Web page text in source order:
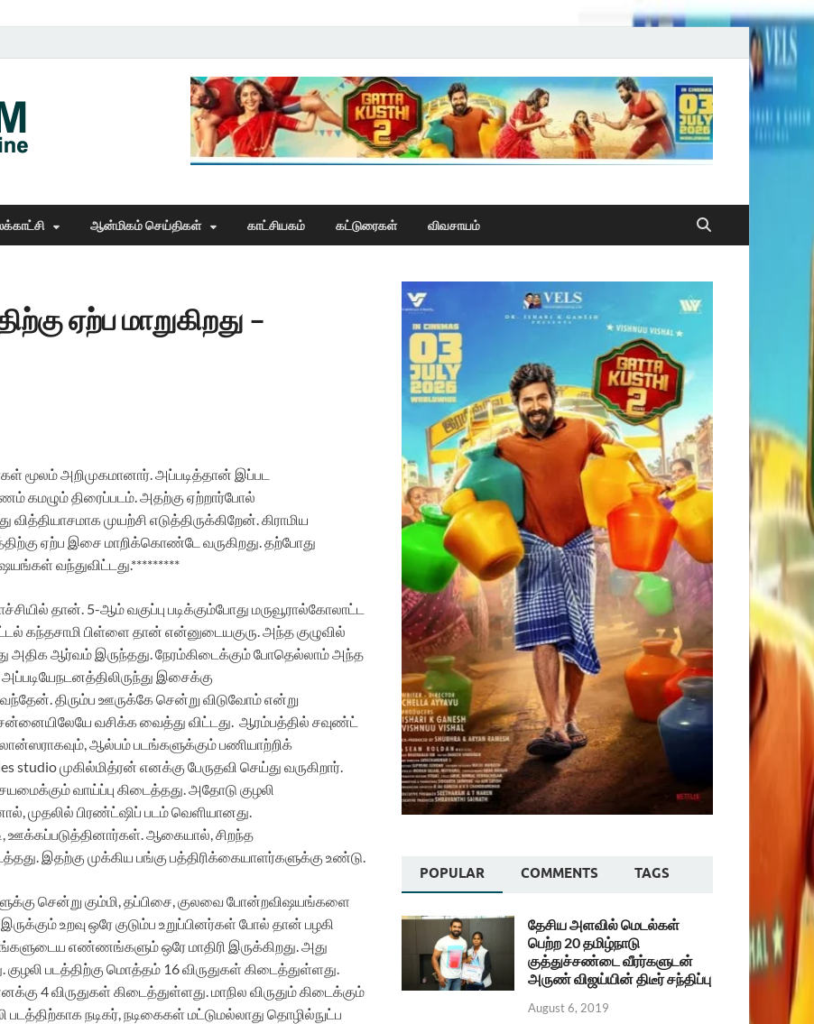
Thangam Online
ஆன்மிகம் செய்திகள் காட்சியகம் கட்டுரைகள் விவசாயம்
ஏற்ப மாறுகிறது –
மூலம்அறிமுகமானார்.அப்படித்தான் இப்பட
கமழும்திரைப்படம்.அதற்கு ஏற்றார்போல்
வித்தியாசமாகமுயற்சி எடுத்திருக்கிறேன்.கிராமிய
ஏற்ப இசை மாறிக்கொண்டே வருகிறது.தற்போது
வந்துவிட்டது.*********
தான். 5-ஆம்வகுப்பு படிக்கும்போது மருவூரால்கோலாட்ட
கந்தசாமி பிள்ளை தான் என்னுடையகுரு.அந்தகுழுவில்
அதிகஆர்வம் இருந்தது.நேரம்கிடைக்கும்போதெல்லாம்அந்த
அப்படியேநடனத்திலிருந்து இசைக்கு
வந்தேன்.திரும்ப ஊருக்கேசென்று விடுவோம்என்று
வசிக்கவைத்து விட்டது. ஆரம்பத்தில் சவுண்ட்
,ஆல்பம்படங்களுக்கும்பணியாற்றிக்
studioமுகில்மித்ரன் எனக்கு பேருதவி செய்து வருகிறார்.
வாய்ப்பு கிடைத்தது.அதோடு குழலி
,முதலில் பிரண்ட்ஷிப் படம்வெளியானது.
,ஊக்கப்படுத்தினார்கள்.ஆகையால்,சிறந்த
. இதற்கு முக்கிய பங்கு பத்திரிக்கையாளர்களுக்கு உண்டு.
சென்று கும்மி,தப்பிசை,குலவை போன்றவிஷயங்களை
இருக்கும்உறவு ஒரேகுடும்ப உறுப்பினர்கள் போல் தான் பழகி
எண்ணங்களும்ஒரேமாதிரி இருக்கிறது.அது
.குழலி படத்திற்கு மொத்தம் 16விருதுகள் கிடைத்துள்ளது.
4விருதுகள் கிடைத்துள்ளது.மாநில விருதும்கிடைக்கும்
படத்திற்காகநடிகர்,நடிகைகள் மட்டுமல்லாது தொழில்நுட்ப
POPULAR COMMENTS TAGS
தேசிய அளவில் மெடல்கள்
பெற்ற 20 தமிழ்நாடு
குத்துச்சண்டை வீரர்களுடன்
அருண் விஜய்யின் திடீர் சந்திப்பு
August 6, 2019